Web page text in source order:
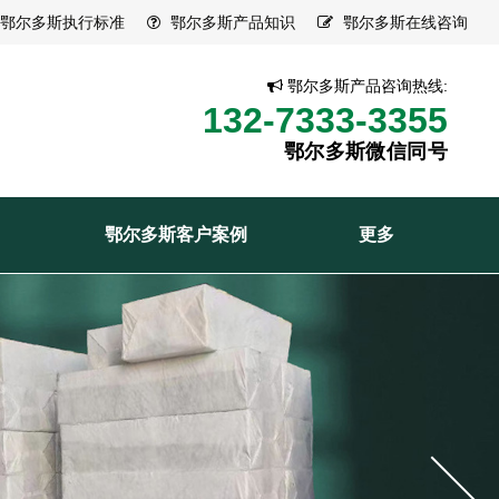
鄂尔多斯执行标准 鄂尔多斯产品知识 鄂尔多斯在线咨询
鄂尔多斯产品咨询热线:
132-7333-3355
鄂尔多斯微信同号
鄂尔多斯客户案例 更多